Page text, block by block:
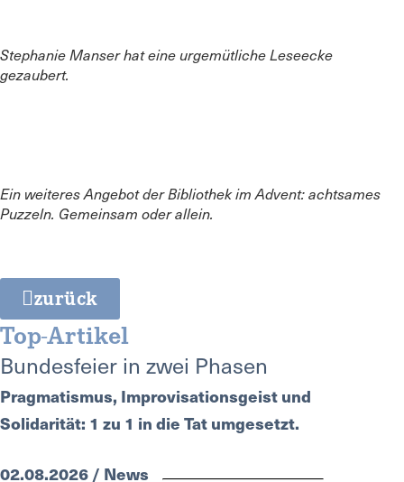
Stephanie Manser hat eine urgemütliche Leseecke
gezaubert.
Ein weiteres Angebot der Bibliothek im Advent: achtsames
Puzzeln. Gemeinsam oder allein.
zurück
Top-Artikel
Bundesfeier in zwei Phasen
Pragmatismus, Improvisationsgeist und
Solidarität: 1 zu 1 in die Tat umgesetzt.
02.08.2026 / News